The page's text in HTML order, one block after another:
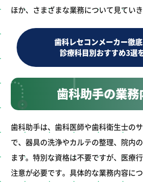
ほか、さまざまな業務について見ていき
歯科レセコンメーカー徹底
診療科目別おすすめ3選
歯科助手の業務
歯科助手は、歯科医師や歯科衛生士の
で、器具の洗浄やカルテの整理、院内
ます。特別な資格は不要ですが、医療
注意が必要です。具体的な業務内容に